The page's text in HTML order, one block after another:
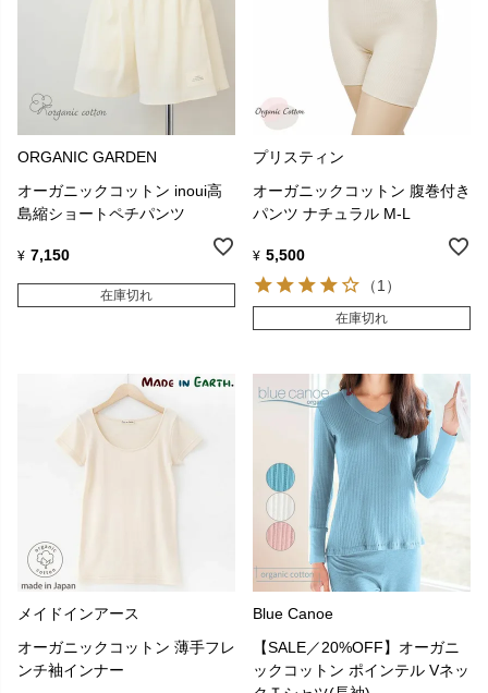
ORGANIC GARDEN
オーガニックコットン inoui高
島縮ショートペチパンツ
¥ 7,150
在庫切れ
プリスティン
オーガニックコットン 腹巻付き
パンツ ナチュラル M-L
¥ 5,500
（1）
在庫切れ
メイドインアース
オーガニックコットン 薄手フレ
ンチ袖インナー
Blue Canoe
【SALE／20%OFF】オーガニ
ックコットン ポインテル Vネッ